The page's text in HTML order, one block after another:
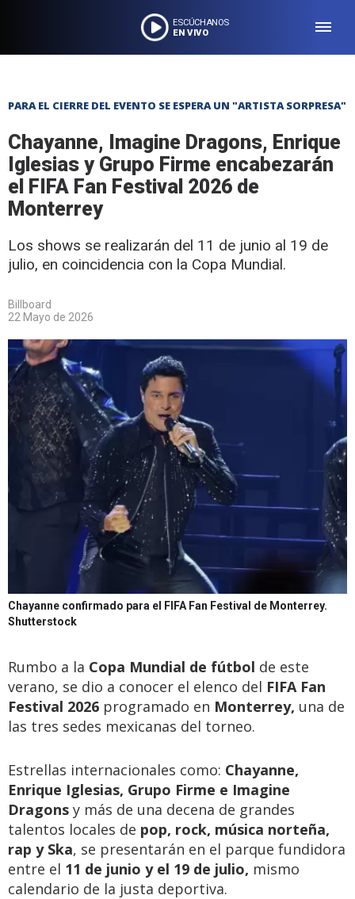
ESCÚCHANOS
EN VIVO
PARA EL CIERRE DEL EVENTO SE ESPERA UN "ARTISTA SORPRESA"
Chayanne, Imagine Dragons, Enrique
Iglesias y Grupo Firme encabezarán
el FIFA Fan Festival 2026 de
Monterrey
Los shows se realizarán del 11 de junio al 19 de
julio, en coincidencia con la Copa Mundial.
Billboard
22 Mayo de 2026
Chayanne confirmado para el FIFA Fan Festival de Monterrey.
Shutterstock
Rumbo a la Copa Mundial de fútbol de este
verano, se dio a conocer el elenco del FIFA Fan
Festival 2026 programado en Monterrey, una de
las tres sedes mexicanas del torneo.
Estrellas internacionales como: Chayanne,
Enrique Iglesias, Grupo Firme e Imagine
Dragons y más de una decena de grandes
talentos locales de pop, rock, música norteña,
rap y Ska, se presentarán en el parque fundidora
entre el 11 de junio y el 19 de julio, mismo
calendario de la justa deportiva.